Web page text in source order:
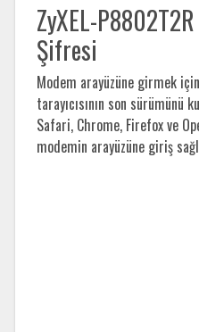
ZyXEL-
Şifresi
Modem arayüzüne girmek
tarayıcısının son sürümünü
Safari, Chrome, Firefox ve
modemin arayüzüne giriş